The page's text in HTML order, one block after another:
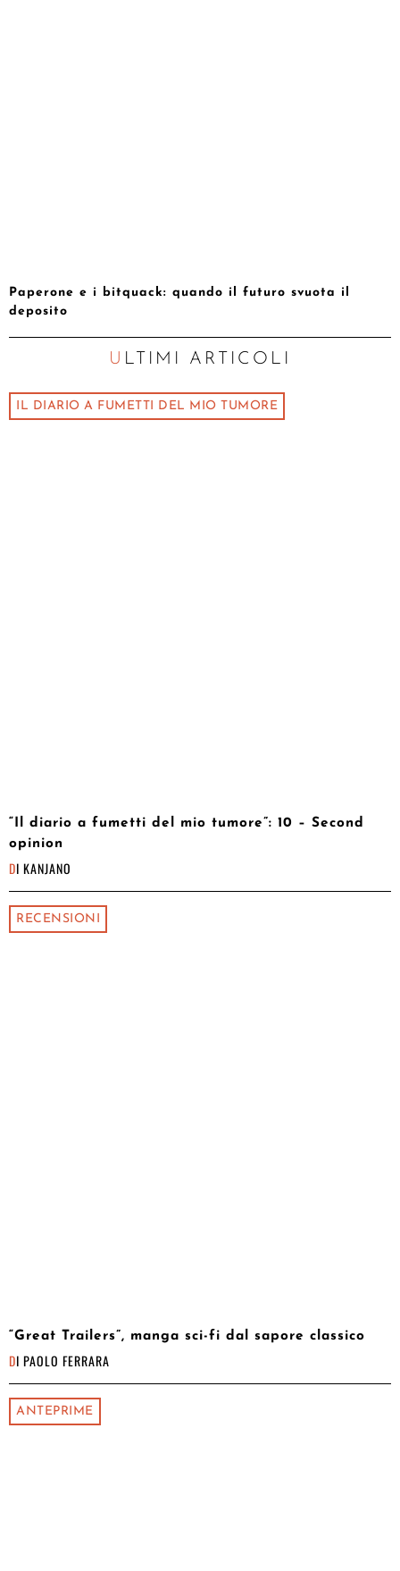
Paperone e i bitquack: quando il futuro svuota il
deposito
ULTIMI ARTICOLI
IL DIARIO A FUMETTI DEL MIO TUMORE
“Il diario a fumetti del mio tumore”: 10 – Second
opinion
DI KANJANO
RECENSIONI
“Great Trailers”, manga sci-fi dal sapore classico
DI PAOLO FERRARA
ANTEPRIME